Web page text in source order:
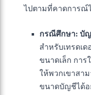
ไปตามที่คาดการณ์
กรณีศึกษา: บัญ
สำหรับเทรดเ
ขนาดเล็ก การ
ให้พวกเขาสา
ขนาดบัญชีได้อ